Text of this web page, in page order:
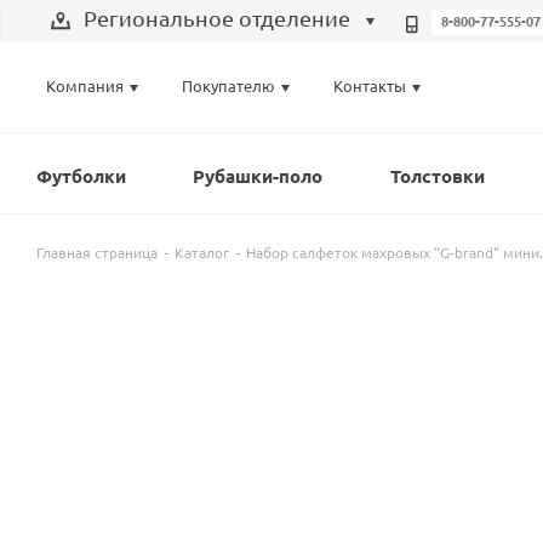
Региональное отделение 8-800-77-555-07
Компания Покупателю Контакты
Футболки Рубашки-поло Толстовки
Главная страница Каталог Набор салфеток махровых "G-brand"